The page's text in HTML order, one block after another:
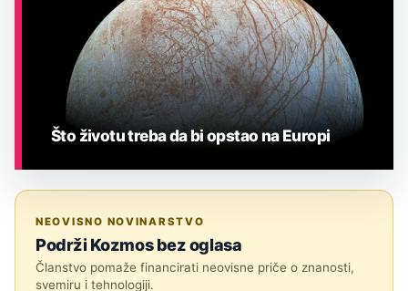
Što životu treba da bi opstao na Europi
NEOVISNO NOVINARSTVO
Podrži Kozmos bez oglasa
Članstvo pomaže financirati neovisne priče o znanosti,
svemiru i tehnologiji.